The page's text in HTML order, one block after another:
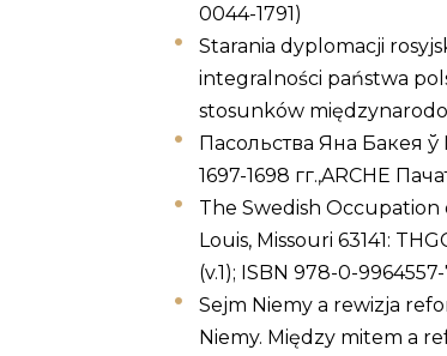
0044-1791)
Starania dyplomacji
integralności państwa
stosunków
Пасольства Яна Бакея ў
1697-1698 гг.,ARCHE
The Swedish Occupation
Louis, Missouri 63141:
(v.1); ISBN 978-0-
Sejm Niemy a rewizja
Niemy. Między mitem a